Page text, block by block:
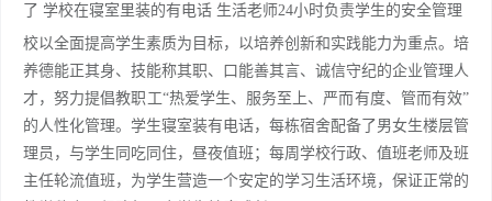
了 学校在寝室里装的有电话 生活老师24小时负责学生的安全管理
校以全面提高学生素质为目标，以培养创新和实践能力为重点。培
养德能正其身、技能称其职、口能善其言、诚信守纪的企业管理人
才，努力提倡教职工“热爱学生、服务至上、严而有度、管而有效”
的人性化管理。学生寝室装有电话，每栋宿舍配备了男女生楼层管
理员，与学生同吃同住，昼夜值班；每周学校行政、值班老师及班
主任轮流值班，为学生营造一个安定的学习生活环境，保证正常的